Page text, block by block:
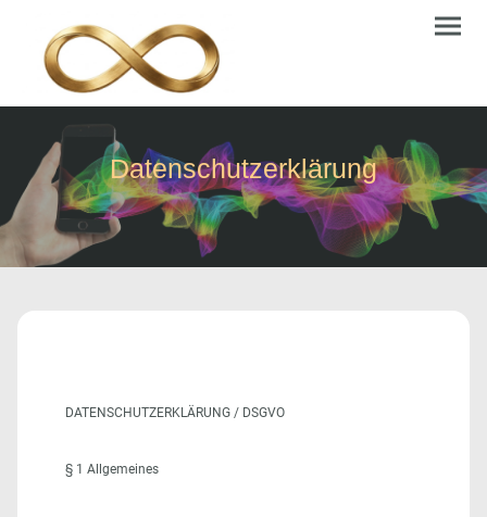
Datenschutzerklärung
DATENSCHUTZERKLÄRUNG / DSGVO
§ 1 Allgemeines